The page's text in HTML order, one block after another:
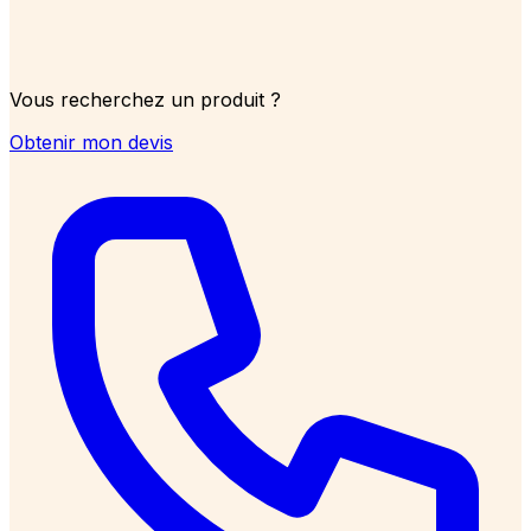
Vous recherchez un produit ?
Obtenir mon devis